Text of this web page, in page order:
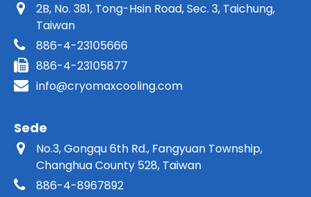
2B, No. 381, Tong-Hsin Road, Sec. 3, Taichung,
Taiwan
886-4-23105666
886-4-23105877
info@cryomaxcooling.com
Sede
No.3, Gongqu 6th Rd., Fangyuan Township,
Changhua County 528, Taiwan
886-4-8967892